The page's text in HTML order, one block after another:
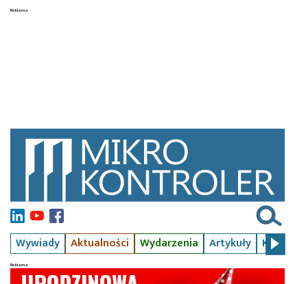
Wywiady Aktualności Wydarzenia Artykuły Kursy